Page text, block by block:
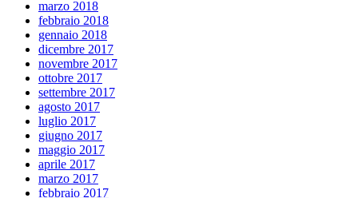
marzo 2018
febbraio 2018
gennaio 2018
dicembre 2017
novembre 2017
ottobre 2017
settembre 2017
agosto 2017
luglio 2017
giugno 2017
maggio 2017
aprile 2017
marzo 2017
febbraio 2017